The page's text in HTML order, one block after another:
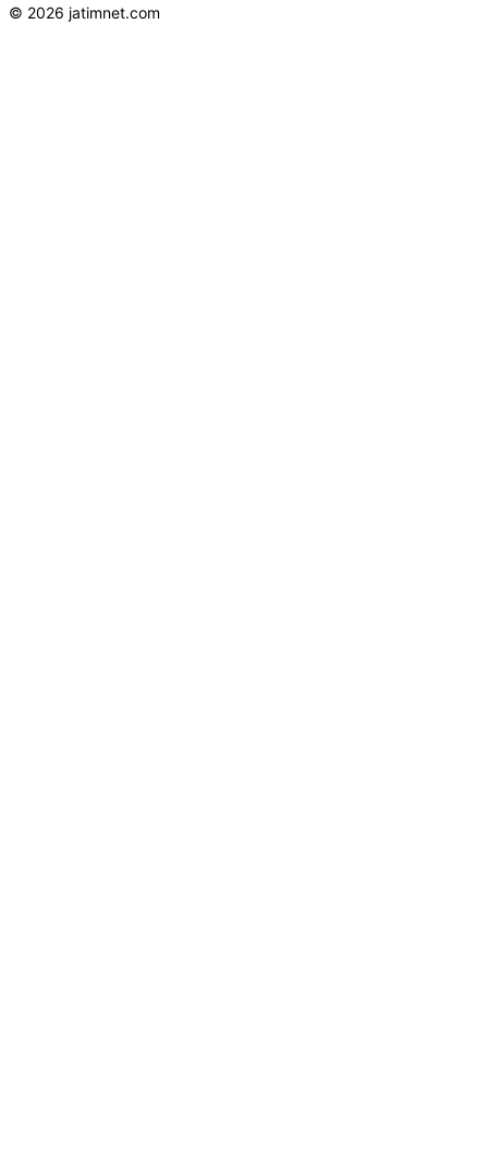
© 2026 jatimnet.com